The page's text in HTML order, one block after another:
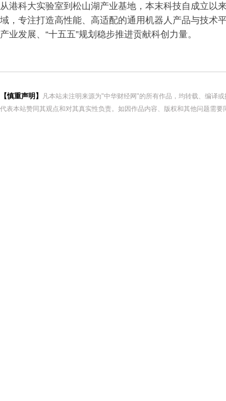
从港科大实验室到松山湖产业基地，本末科技自成立以
域，专注打造高性能、高适配的通用机器人产品与技术
产业发展、“十五五”规划稳步推进贡献科创力量。
【慎重声明】
凡本站未注明来源为"中华财经网"的所有作品，均转载、编译
代表本站赞同其观点和对其真实性负责。如因作品内容、版权和其他问题需